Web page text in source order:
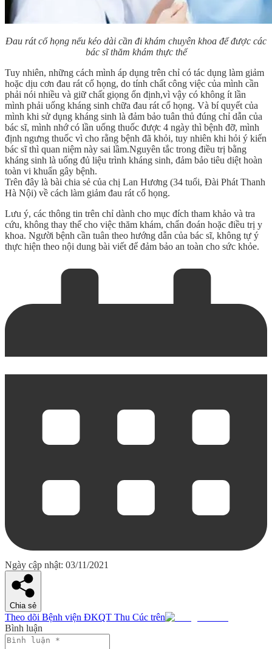
Đau rát cổ họng nếu kéo dài cần đi khám chuyên khoa để được các
bác sĩ thăm khám thực thể
Tuy nhiên, những cách mình áp dụng trên chỉ có tác dụng làm giảm
hoặc dịu cơn đau rát cổ họng, do tính chất công việc của mình cần
phải nói nhiều và giữ chất giọng ổn định,vì vậy có không ít lần
mình phải uống kháng sinh chữa đau rát cổ họng. Và bí quyết của
mình khi sử dụng kháng sinh là đảm bảo tuân thủ đúng chỉ dẫn của
bác sĩ, mình nhớ có lần uống thuốc được 4 ngày thì bệnh đỡ, mình
định ngưng thuốc vì cho rằng bệnh đã khỏi, tuy nhiên khi hỏi ý kiến
bác sĩ thì quan niệm này sai lầm.Nguyên tắc trong điều trị bằng
kháng sinh là uống đủ liệu trình kháng sinh, đảm bảo tiêu diệt hoàn
toàn vi khuẩn gây bệnh.
Trên đây là bài chia sẻ của chị Lan Hương (34 tuổi, Đài Phát Thanh
Hà Nội) về cách làm giảm đau rát cổ họng.
Lưu ý, các thông tin trên chỉ dành cho mục đích tham khảo và tra
cứu, không thay thế cho việc thăm khám, chẩn đoán hoặc điều trị y
khoa. Người bệnh cần tuân theo hướng dẫn của bác sĩ, không tự ý
thực hiện theo nội dung bài viết để đảm bảo an toàn cho sức khỏe.
Ngày cập nhật: 03/11/2021
Chia sẻ
Theo dõi Bệnh viện ĐKQT Thu Cúc trên
Bình luận